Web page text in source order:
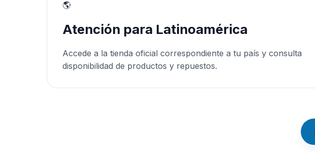
🌎
Atención para Latinoamérica
Accede a la tienda oficial correspondiente a tu país y consulta
disponibilidad de productos y repuestos.